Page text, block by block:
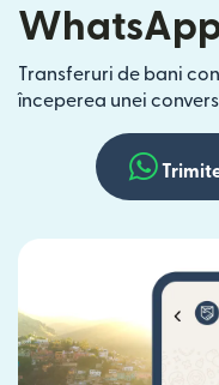
Transferuri de bani
începerea unei